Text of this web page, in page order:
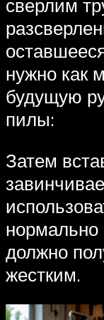
сверлим
нужно как
будущую
пилы:
Затем
нормально
должно
жестким.